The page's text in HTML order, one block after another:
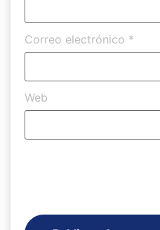
Correo electrónico *
Web